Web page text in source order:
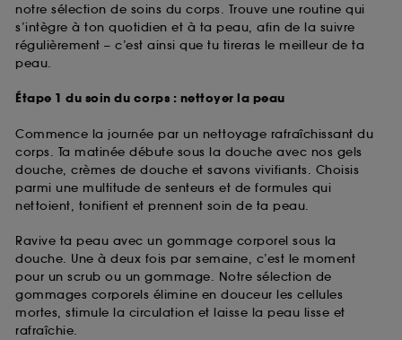
notre sélection de soins du corps. Trouve une routine qui
s’intègre à ton quotidien et à ta peau, afin de la suivre
régulièrement – c’est ainsi que tu tireras le meilleur de ta
peau.
Étape 1 du soin du corps : nettoyer la peau
Commence la journée par un nettoyage rafraîchissant du
corps. Ta matinée débute sous la douche avec nos gels
douche, crèmes de douche et savons vivifiants. Choisis
parmi une multitude de senteurs et de formules qui
nettoient, tonifient et prennent soin de ta peau.
Ravive ta peau avec un gommage corporel sous la
douche. Une à deux fois par semaine, c’est le moment
pour un scrub ou un gommage. Notre sélection de
gommages corporels élimine en douceur les cellules
mortes, stimule la circulation et laisse la peau lisse et
rafraîchie.